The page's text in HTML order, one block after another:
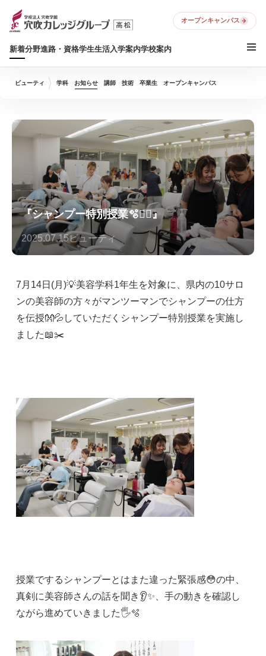
新着分野進路・資格学生生活入学案内学校案内
オープンキャンパス
ビューティ 学科 お知らせ 講師 技術 卒業生 オープンキャンパス
『シャンプー特別授業🫧💇‍♀️』
2025.07.15ビューティ
7月14日(月)💡美容学科1年生を対象に、県内の10サロ
ンの美容師の方々がマンツーマンでシャンプーの仕方
を伝授👐💦していただくシャンプー特別授業を実施し
ました📖✂️
授業でするシャンプーとはまた違った緊張感😳の中、
真剣に美容師さんの話を聞き👂✨、手の動きを確認し
ながら進めていきました🖐️🫧